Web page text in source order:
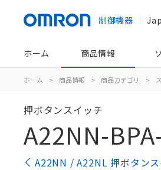
制御機器
ホーム 商品情報
ホーム > 商品情報 > 商品カテゴリ >
押ボタンスイッチ
A22NN-
A22NN / A22NL 押ボタン